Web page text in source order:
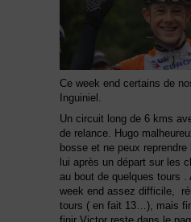
Ce week end certains de
Inguiniel.
Un circuit long de 6 kms
de relance. Hugo
bosse et ne peux
lui après un départ sur les
au bout de quelques tours .
week end assez difficile,
tours ( en fait 13…), mais